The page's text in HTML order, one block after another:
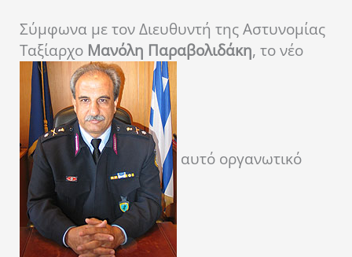
Σύμφωνα με τον Διευθυντή της Αστυνομίας
Ταξίαρχο Μανόλη Παραβολιδάκη, το νέο
αυτό οργανωτικό